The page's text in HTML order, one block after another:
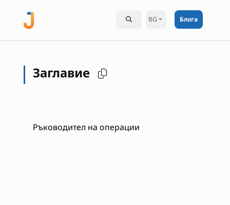
BG Блога
Заглавие
Ръководител на операции